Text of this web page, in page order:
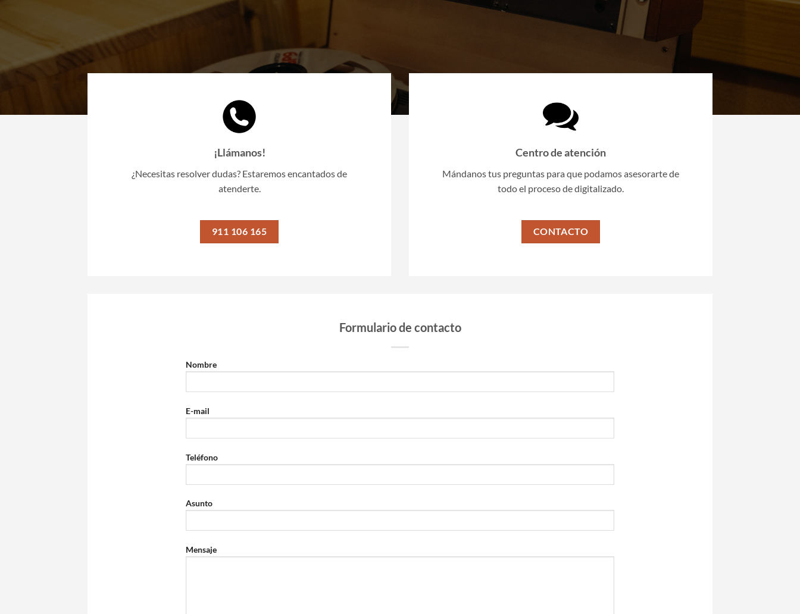
¡Llámanos!
¿Necesitas resolver dudas? Estaremos encantados de
atenderte.
‭911 106 165‬
Centro de atención
Mándanos tus preguntas para que podamos asesorarte de
todo el proceso de digitalizado.
CONTACTO
Formulario de contacto
Nombre
E-mail
Teléfono
Asunto
Mensaje